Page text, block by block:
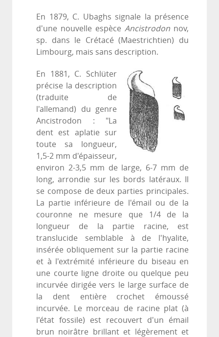
En 1879, C. Ubaghs signale la présence
d'une nouvelle espèce Ancistrodon nov,
sp. dans le Crétacé (Maestrichtien) du
Limbourg, mais sans description.
En 1881, C. Schlüter
précise la description
(traduite de
l'allemand) du genre
Ancistrodon : "La
dent est aplatie sur
toute sa longueur,
1,5-2 mm d'épaisseur,
environ 2-3,5 mm de large, 6-7 mm de
long, arrondie sur les bords latéraux. Il
se compose de deux parties principales.
La partie inférieure de l'émail ou de la
couronne ne mesure que 1/4 de la
longueur de la partie racine, est
translucide semblable à de l'hyalite,
insérée obliquement sur la partie racine
et à l'extrémité inférieure du biseau en
une courte ligne droite ou quelque peu
incurvée dirigée vers le large surface de
la dent entière crochet émoussé
incurvée. Le morceau de racine plat (à
l'état fossile) est recouvert d'un émail
brun noirâtre brillant et légèrement et